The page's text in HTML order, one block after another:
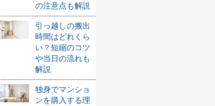
の注意点も解説
引っ越しの搬出
時間はどれくら
い？短縮のコツ
や当日の流れも
解説
独身でマンショ
ンを購入する理